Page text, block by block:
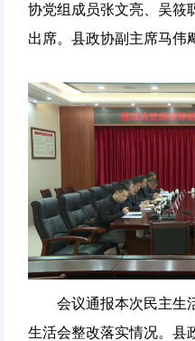
协党组成员张文亮、吴筱
出席。县政协副主席马伟
会议通报本次民主生活
生活会整改落实情况。县